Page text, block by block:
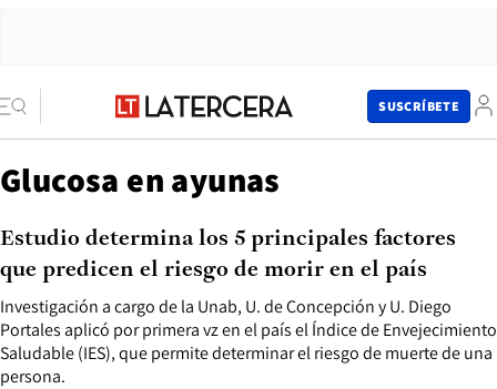
SUSCRÍBETE
Glucosa en ayunas
Investigación a cargo de la Unab, U. de Concepción y U. Diego
Portales aplicó por primera vz en el país el Índice de Envejecimiento
Saludable (IES), que permite determinar el riesgo de muerte de una
persona.
Estudio determina los 5 principales factores
que predicen el riesgo de morir en el país